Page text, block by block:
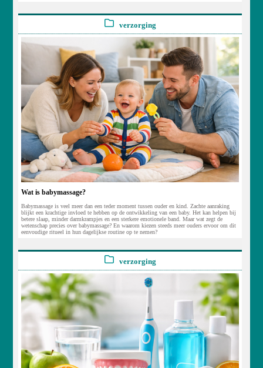
verzorging
Wat is babymassage?
Babymassage is veel meer dan een teder moment tussen ouder en kind. Zachte aanraking
blijkt een krachtige invloed te hebben op de ontwikkeling van een baby. Het kan helpen bij
betere slaap, minder darmkrampjes en een sterkere emotionele band. Maar wat zegt de
wetenschap precies over babymassage? En waarom kiezen steeds meer ouders ervoor om dit
eenvoudige ritueel in hun dagelijkse routine op te nemen?
verzorging